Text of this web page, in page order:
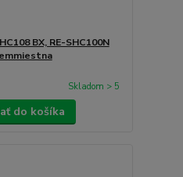
BX, RE-SHC100N
Skladom > 5
do košíka